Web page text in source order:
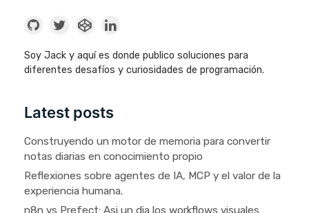
Soy Jack y aquí es donde publico soluciones para
diferentes desafíos y curiosidades de programación.
Latest posts
Construyendo un motor de memoria para convertir
notas diarias en conocimiento propio
Reflexiones sobre agentes de IA, MCP y el valor de la
experiencia humana.
n8n vs Prefect: Asi un dia los workflows visuales